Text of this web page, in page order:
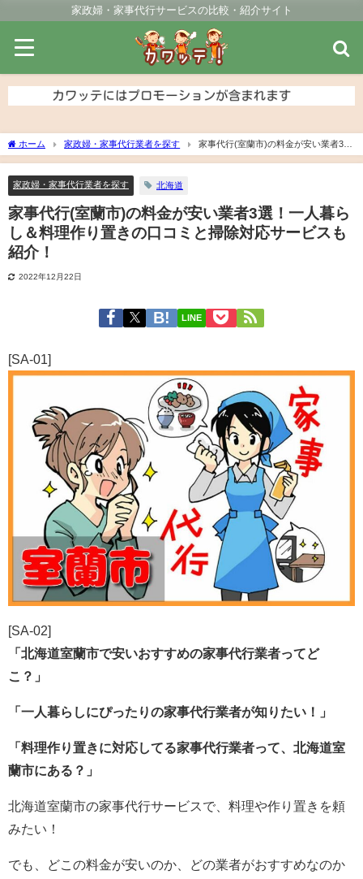
家政婦・家事代行サービスの比較・紹介サイト
ホーム 家政婦・家事代行業者を探す
家事代行(室蘭市)の料金が安い業者3
選！一人暮らし＆料理作り置きの口コミと掃除対応サービスも紹介！
家政婦・家事代行業者を探す 北海道
家事代行(室蘭市)の料金が安い業者3選！一人暮ら
し＆料理作り置きの口コミと掃除対応サービスも
紹介！
2022年12月22日
LINE
[SA-01]
[SA-02]
「北海道室蘭市で安いおすすめの家事代行業者ってど
こ？」
「一人暮らしにぴったりの家事代行業者が知りたい！」
「料理作り置きに対応してる家事代行業者って、北海道室
蘭市にある？」
北海道室蘭市の家事代行サービスで、料理や作り置きを頼
みたい！
でも、どこの料金が安いのか、どの業者がおすすめなのか